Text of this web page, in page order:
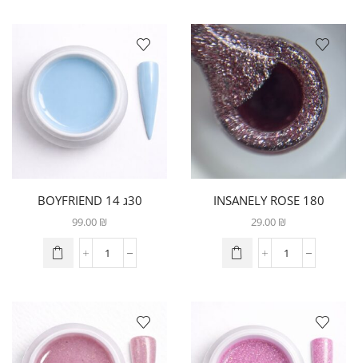
180 INSANELY ROSE
29.00 ₪
30ג 14 BOYFRIEND
99.00 ₪